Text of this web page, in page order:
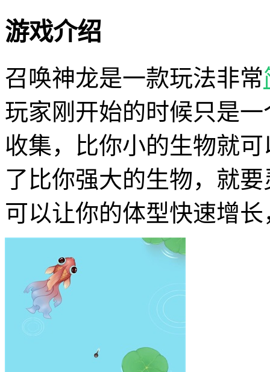
游戏介绍
召唤神龙是一款玩法非常
玩家刚开始的时候只是
收集，比你小的生物就
了比你强大的生物，就
可以让你的体型快速增